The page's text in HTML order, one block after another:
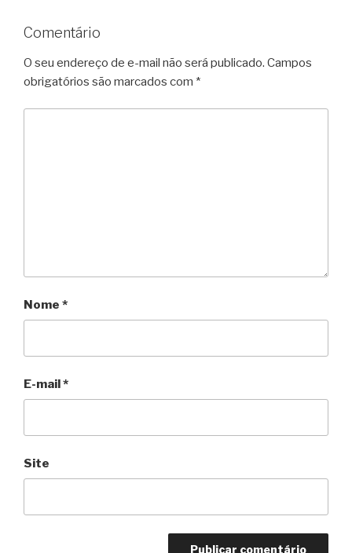
Comentário
O seu endereço de e-mail não será publicado. Campos
obrigatórios são marcados com *
Nome *
E-mail*
Site